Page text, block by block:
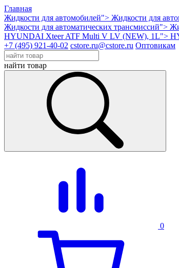
Главная
Жидкости для автомобилей"> Жидкости для
Жидкости для автоматических трансмиссий">
HYUNDAI Xteer ATF Multi V LV (NEW), 1L">
+7 (495) 921-40-02 cstore.ru@cstore.ru Оптовикам
найти товар
0